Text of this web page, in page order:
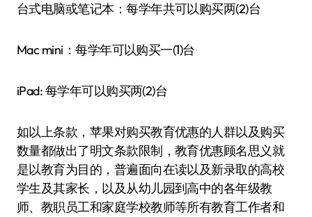
台式电脑或笔记本：每学年共可以购买两(2)台
Mac mini：每学年可以购买一(1)台
iPad: 每学年可以购买两(2)台
如以上条款，苹果对购买教育优惠的人群以及购买
数量都做出了明文条款限制，教育优惠顾名思义就
是以教育为目的，普遍面向在读以及新录取的高校
学生及其家长，以及从幼儿园到高中的各年级教
师、教职员工和家庭学校教师等所有教育工作者和